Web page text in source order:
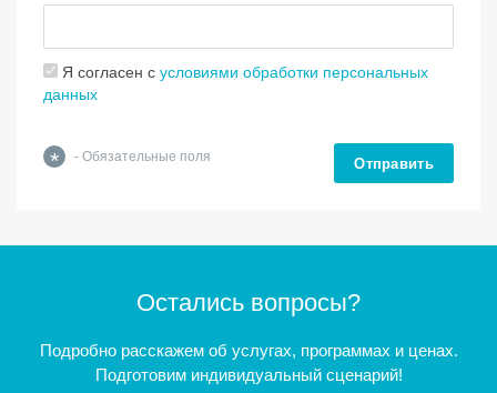
Я согласен с условиями обработки персональных
данных
* - Обязательные поля Отправить
Остались вопросы?
Подробно расскажем об услугах, программах и ценах.
Подготовим индивидуальный сценарий!